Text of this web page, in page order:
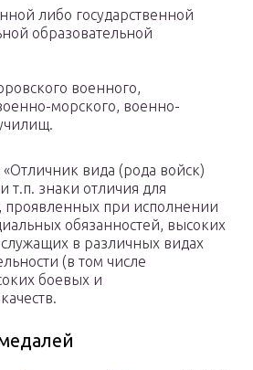
либо государственной
образовательной
военного,
морского, военно-
вида (рода войск)
т.п. знаки отличия для
проявленных при исполнении
обязанностей, высоких
в различных видах
(в том числе
боевых и